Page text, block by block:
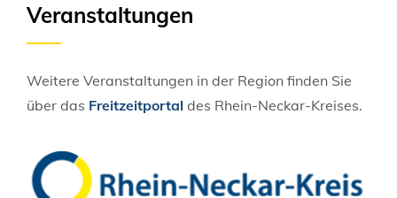
Veranstaltungen
Weitere Veranstaltungen in der Region finden Sie
über das Freitzeitportal des Rhein-Neckar-Kreises.